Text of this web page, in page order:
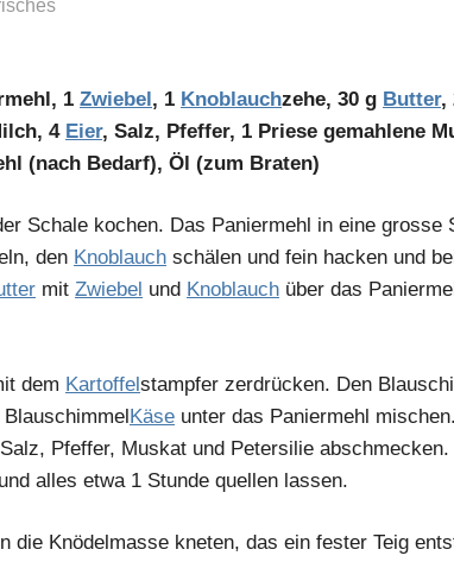
1 Zwiebel, 1 Knoblauchzehe, 30 g Butter,
4 Eier, Salz, Pfeffer, 1 Priese gemahlene
(nach Bedarf), Öl (zum Braten)
Schale kochen. Das Paniermehl in eine grosse
den Knoblauch schälen und fein hacken und
mit Zwiebel und Knoblauch über das
dem Kartoffelstampfer zerdrücken. Den
BlauschimmelKäse unter das Paniermehl
Pfeffer, Muskat und Petersilie
alles etwa 1 Stunde quellen lassen.
die Knödelmasse kneten, das ein fester Teig